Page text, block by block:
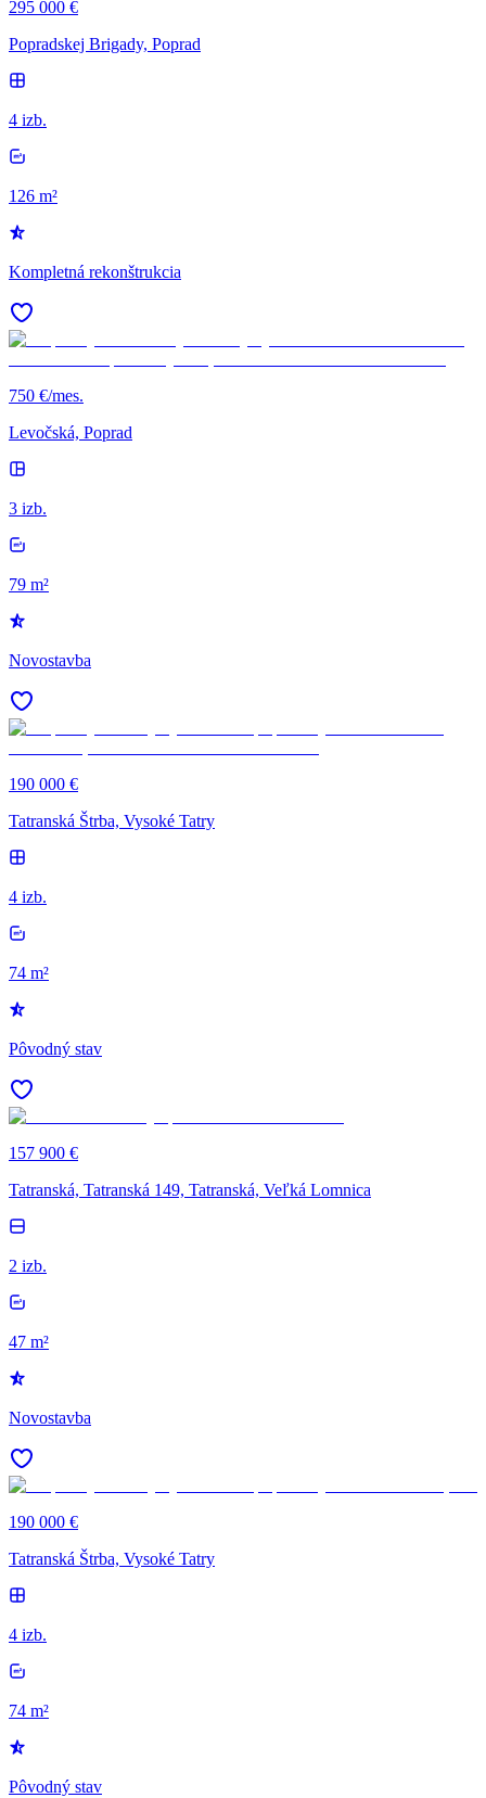
295 000 €
Popradskej Brigady, Poprad
4 izb.
126 m²
Kompletná rekonštrukcia
750 €/mes.
Levočská, Poprad
3 izb.
79 m²
Novostavba
190 000 €
Tatranská Štrba, Vysoké Tatry
4 izb.
74 m²
Pôvodný stav
157 900 €
Tatranská, Tatranská 149, Tatranská, Veľká Lomnica
2 izb.
47 m²
Novostavba
190 000 €
Tatranská Štrba, Vysoké Tatry
4 izb.
74 m²
Pôvodný stav